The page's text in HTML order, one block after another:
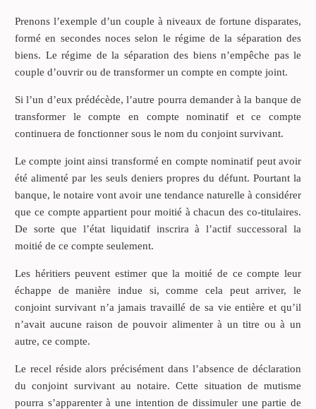
Prenons l’exemple d’un couple à niveaux de fortune disparates,
formé en secondes noces selon le régime de la séparation des
biens. Le régime de la séparation des biens n’empêche pas le
couple d’ouvrir ou de transformer un compte en compte joint.
Si l’un d’eux prédécède, l’autre pourra demander à la banque de
transformer le compte en compte nominatif et ce compte
continuera de fonctionner sous le nom du conjoint survivant.
Le compte joint ainsi transformé en compte nominatif peut avoir
été alimenté par les seuls deniers propres du défunt. Pourtant la
banque, le notaire vont avoir une tendance naturelle à considérer
que ce compte appartient pour moitié à chacun des co-titulaires.
De sorte que l’état liquidatif inscrira à l’actif successoral la
moitié de ce compte seulement.
Les héritiers peuvent estimer que la moitié de ce compte leur
échappe de manière indue si, comme cela peut arriver, le
conjoint survivant n’a jamais travaillé de sa vie entière et qu’il
n’avait aucune raison de pouvoir alimenter à un titre ou à un
autre, ce compte.
Le recel réside alors précisément dans l’absence de déclaration
du conjoint survivant au notaire. Cette situation de mutisme
pourra s’apparenter à une intention de dissimuler une partie de